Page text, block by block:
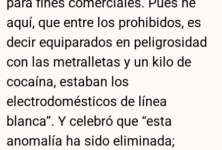
aquí, que entre los prohibidos, es
decir equiparados en peligrosidad
con las metralletas y un kilo de
cocaína, estaban los
electrodomésticos de línea
blanca”. Y celebró que “esta
anomalía ha sido eliminada;